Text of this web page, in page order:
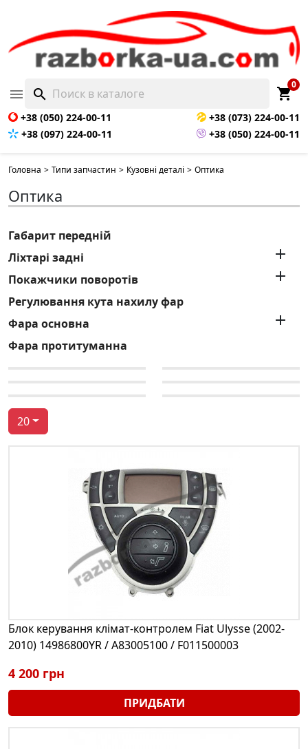
 search shopping_cart
0
+38 (050) 224-00-11
+38 (073) 224-00-11
+38 (097) 224-00-11
+38 (050) 224-00-11
Головна > Типи запчастин > Кузовні деталі > Оптика
Оптика
Габарит передній
Ліхтарі задні

Покажчики поворотів 
Регулювання кута нахилу фар
Фара основна

Фара протитуманна
20
Блок керування клімат-контролем Fiat Ulysse (2002-
2010) 14986800YR / A83005100 / F011500003
4 200 грн
ПРИДБАТИ